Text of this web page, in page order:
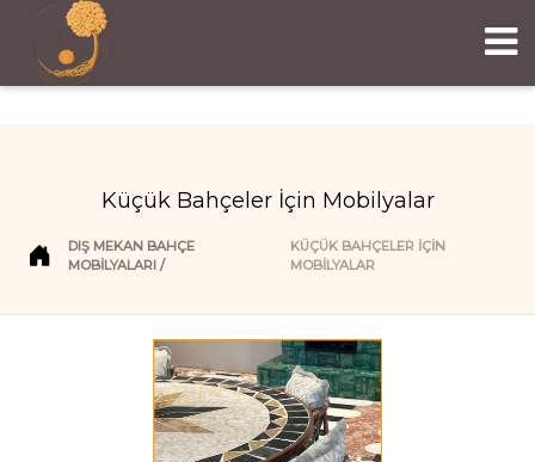
Küçük Bahçeler İçin Mobilyalar
DIŞ MEKAN BAHÇE
MOBILYALARI
KÜÇÜK BAHÇELER İÇIN
MOBILYALAR